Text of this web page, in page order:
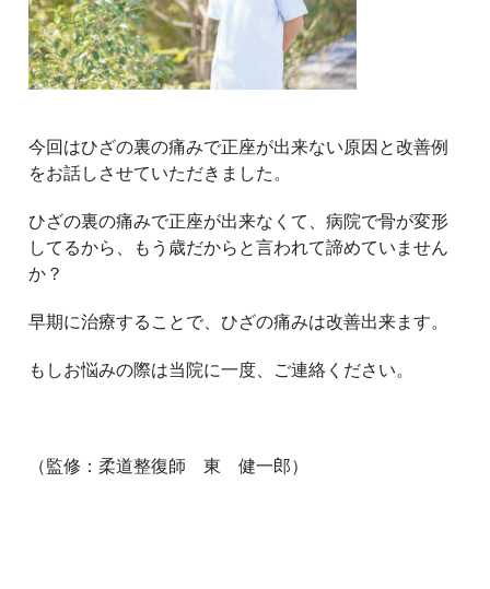
今回はひざの裏の痛みで正座が出来ない原因と改善例
をお話しさせていただきました。
ひざの裏の痛みで正座が出来なくて、病院で骨が変形
してるから、もう歳だからと言われて諦めていません
か？
早期に治療することで、ひざの痛みは改善出来ます。
もしお悩みの際は当院に一度、ご連絡ください。
（監修：柔道整復師 東 健一郎）